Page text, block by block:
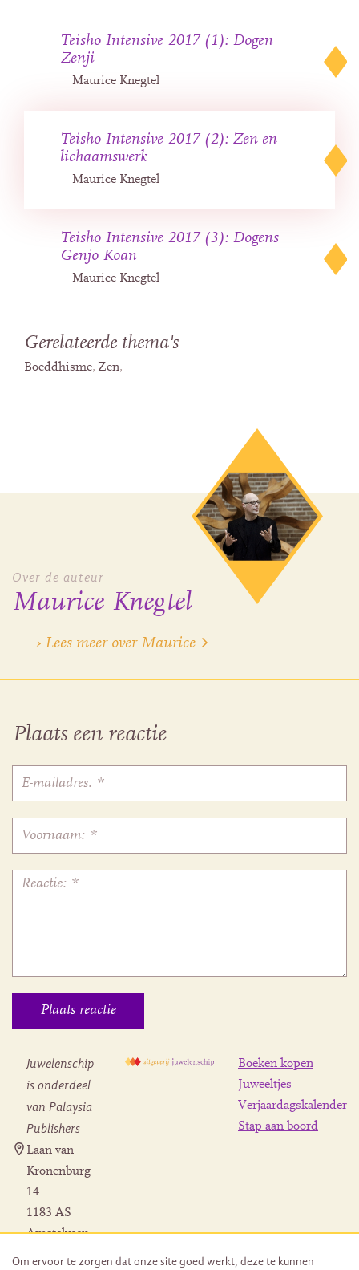
Teisho Intensive 2017 (1): Dogen
Zenji
Maurice Knegtel
Teisho Intensive 2017 (2): Zen en
lichaamswerk
Maurice Knegtel
Teisho Intensive 2017 (3): Dogens
Genjo Koan
Maurice Knegtel
Gerelateerde thema's
Boeddhisme Zen
Over de auteur
Maurice Knegtel
› Lees meer over Maurice
Plaats een reactie
Juwelenschip
is onderdeel
van Palaysia
Publishers
Laan van
Kronenburg
14
1183 AS
Amstelveen
Boeken kopen
Juweeltjes
Verjaardagskalender
Stap aan boord
Om ervoor te zorgen dat onze site goed werkt, deze te kunnen